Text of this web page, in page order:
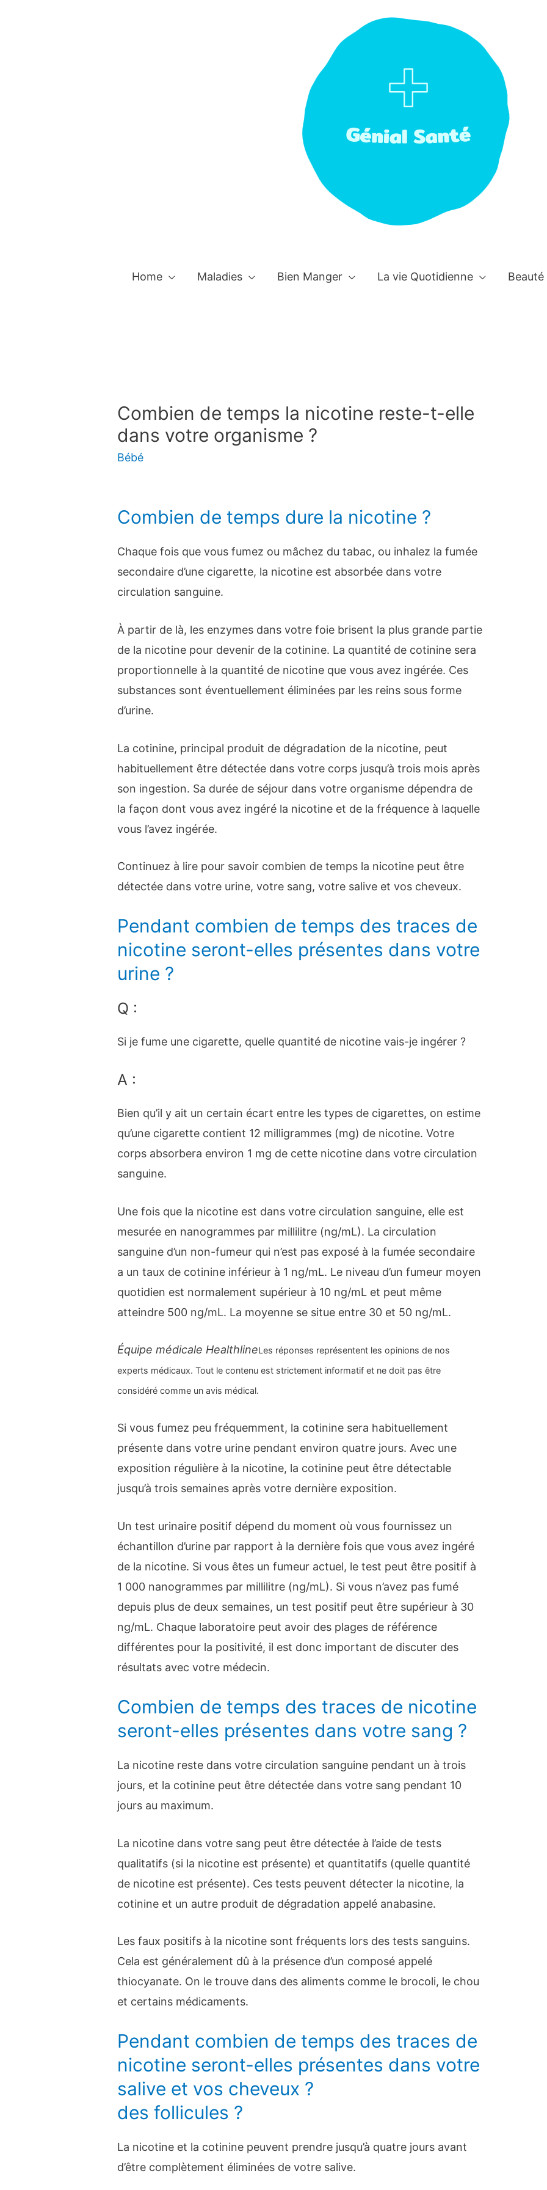
Home Maladies Bien Manger La vie Quotidienne Beauté
Combien de temps la nicotine reste-t-elle
dans votre organisme ?
Bébé
Combien de temps dure la nicotine ?
Chaque fois que vous fumez ou mâchez du tabac, ou inhalez la fumée
secondaire d’une cigarette, la nicotine est absorbée dans votre
circulation sanguine.
À partir de là, les enzymes dans votre foie brisent la plus grande partie
de la nicotine pour devenir de la cotinine. La quantité de cotinine sera
proportionnelle à la quantité de nicotine que vous avez ingérée. Ces
substances sont éventuellement éliminées par les reins sous forme
d’urine.
La cotinine, principal produit de dégradation de la nicotine, peut
habituellement être détectée dans votre corps jusqu’à trois mois après
son ingestion. Sa durée de séjour dans votre organisme dépendra de
la façon dont vous avez ingéré la nicotine et de la fréquence à laquelle
vous l’avez ingérée.
Continuez à lire pour savoir combien de temps la nicotine peut être
détectée dans votre urine, votre sang, votre salive et vos cheveux.
Pendant combien de temps des traces de
nicotine seront-elles présentes dans votre
urine ?
Q :
Si je fume une cigarette, quelle quantité de nicotine vais-je ingérer ?
A :
Bien qu’il y ait un certain écart entre les types de cigarettes, on estime
qu’une cigarette contient 12 milligrammes (mg) de nicotine. Votre
corps absorbera environ 1 mg de cette nicotine dans votre circulation
sanguine.
Une fois que la nicotine est dans votre circulation sanguine, elle est
mesurée en nanogrammes par millilitre (ng/mL). La circulation
sanguine d’un non-fumeur qui n’est pas exposé à la fumée secondaire
a un taux de cotinine inférieur à 1 ng/mL. Le niveau d’un fumeur moyen
quotidien est normalement supérieur à 10 ng/mL et peut même
atteindre 500 ng/mL. La moyenne se situe entre 30 et 50 ng/mL.
Équipe médicale HealthlineLes réponses représentent les opinions de nos
experts médicaux. Tout le contenu est strictement informatif et ne doit pas être
considéré comme un avis médical.
Si vous fumez peu fréquemment, la cotinine sera habituellement
présente dans votre urine pendant environ quatre jours. Avec une
exposition régulière à la nicotine, la cotinine peut être détectable
jusqu’à trois semaines après votre dernière exposition.
Un test urinaire positif dépend du moment où vous fournissez un
échantillon d’urine par rapport à la dernière fois que vous avez ingéré
de la nicotine. Si vous êtes un fumeur actuel, le test peut être positif à
1 000 nanogrammes par millilitre (ng/mL). Si vous n’avez pas fumé
depuis plus de deux semaines, un test positif peut être supérieur à 30
ng/mL. Chaque laboratoire peut avoir des plages de référence
différentes pour la positivité, il est donc important de discuter des
résultats avec votre médecin.
Combien de temps des traces de nicotine
seront-elles présentes dans votre sang ?
La nicotine reste dans votre circulation sanguine pendant un à trois
jours, et la cotinine peut être détectée dans votre sang pendant 10
jours au maximum.
La nicotine dans votre sang peut être détectée à l’aide de tests
qualitatifs (si la nicotine est présente) et quantitatifs (quelle quantité
de nicotine est présente). Ces tests peuvent détecter la nicotine, la
cotinine et un autre produit de dégradation appelé anabasine.
Les faux positifs à la nicotine sont fréquents lors des tests sanguins.
Cela est généralement dû à la présence d’un composé appelé
thiocyanate. On le trouve dans des aliments comme le brocoli, le chou
et certains médicaments.
Pendant combien de temps des traces de
nicotine seront-elles présentes dans votre
salive et vos cheveux ?
des follicules ?
La nicotine et la cotinine peuvent prendre jusqu’à quatre jours avant
d’être complètement éliminées de votre salive.